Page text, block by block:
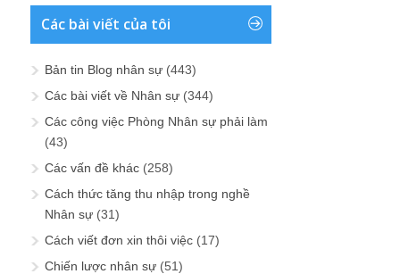
Các bài viết của tôi
Bản tin Blog nhân sự (443)
Các bài viết về Nhân sự (344)
Các công việc Phòng Nhân sự phải làm
(43)
Các vấn đề khác (258)
Cách thức tăng thu nhập trong nghề
Nhân sự (31)
Cách viết đơn xin thôi việc (17)
Chiến lược nhân sự (51)